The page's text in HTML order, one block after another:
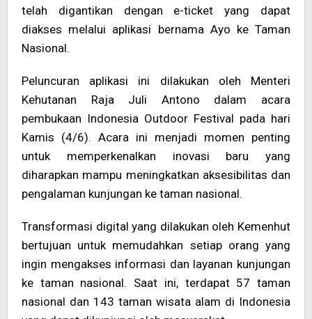
telah digantikan dengan e-ticket yang dapat
diakses melalui aplikasi bernama Ayo ke Taman
Nasional.
Peluncuran aplikasi ini dilakukan oleh Menteri
Kehutanan Raja Juli Antono dalam acara
pembukaan Indonesia Outdoor Festival pada hari
Kamis (4/6). Acara ini menjadi momen penting
untuk memperkenalkan inovasi baru yang
diharapkan mampu meningkatkan aksesibilitas dan
pengalaman kunjungan ke taman nasional.
Transformasi digital yang dilakukan oleh Kemenhut
bertujuan untuk memudahkan setiap orang yang
ingin mengakses informasi dan layanan kunjungan
ke taman nasional. Saat ini, terdapat 57 taman
nasional dan 143 taman wisata alam di Indonesia